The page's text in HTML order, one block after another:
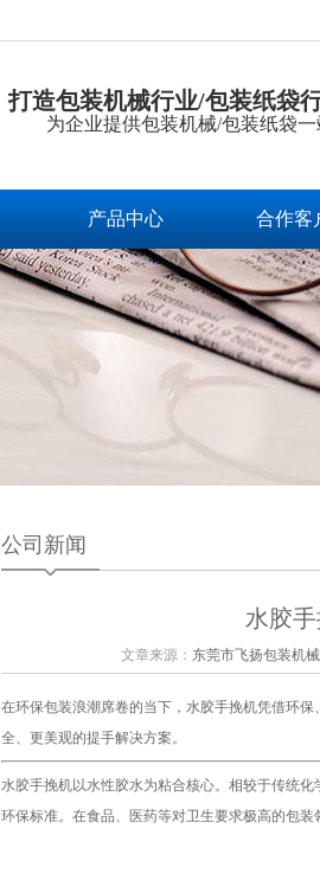
打造包装机械行业/包装纸袋
为企业提供包装机械/包装纸袋
产品中心 合作客
公司新闻
水胶
文章来源： 东莞市飞扬包装机
在环保包装浪潮席卷的当下，水胶手挽机凭借环
全、更美观的提手解决方案。
水胶手挽机以水性胶水为粘合核心。相较于传统
环保标准。在食品、医药等对卫生要求极高的包